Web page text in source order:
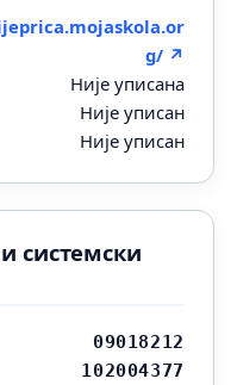
g/ ↗
Није уписана
Није уписан
Није уписан
системски
09018212
102004377